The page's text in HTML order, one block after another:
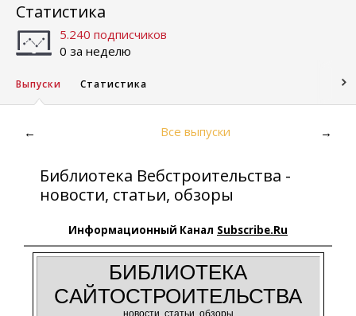
Статистика
5.240 подписчиков
0 за неделю
Выпуски Статистика
← Все выпуски →
Библиотека Вебстроительства -
новости, статьи, обзоры
Информационный Канал Subscribe.Ru
БИБЛИОТЕКА
CАЙТОСТРОИТЕЛЬСТВА
новости, статьи, обзоры